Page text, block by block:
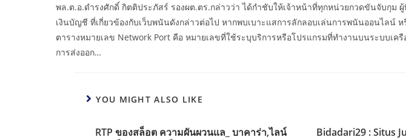
พล.ต.อ.ดำรงศักดิ์ กิตติประภัสร์ รองผต.ตร.กล่าวว่า ได้กำชับให้เจ้าหน้าที่ทุกหน่วยกวดขันจับกุ
เงินบัญชี ที่เกี่ยวข้องกับเว็บพนันดังกล่าวต่อไป หากพบเบาะแสการลักลอบเล่นการพนันออนไลน์
ตารางหมายเลข Network Port คือ หมายเลขที่ใช้ระบุบริการหรือโปรแกรมที่ทำงานบนระบบเ
การส่งออก…
YOU MIGHT ALSO LIKE
RTP ของสล็อต ความผันผวนแล_ บาคาร่า,ไลน์
Bidadari29 : Situs